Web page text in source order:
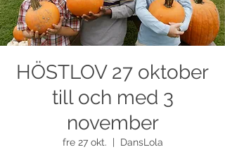
HÖSTLOV 27 oktober
till och med 3
november
fre 27 okt. DansLola